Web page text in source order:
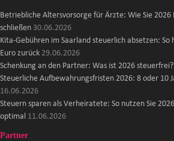
Betriebliche Altersvorsorge für Ärzte: Wie Sie 2026
schließen 30.06.2026
Kita-Gebühren im Saarland steuerlich absetzen: So
Euro zurück 29.06.2026
Schenkung an den Partner: Was ist 2026 steuerfrei?
Steuerliche Aufbewahrungsfristen 2026: 8 oder 10
16.06.2026
Steuern sparen als Verheiratete: So nutzen Sie
optimal 11.06.2026
Partner